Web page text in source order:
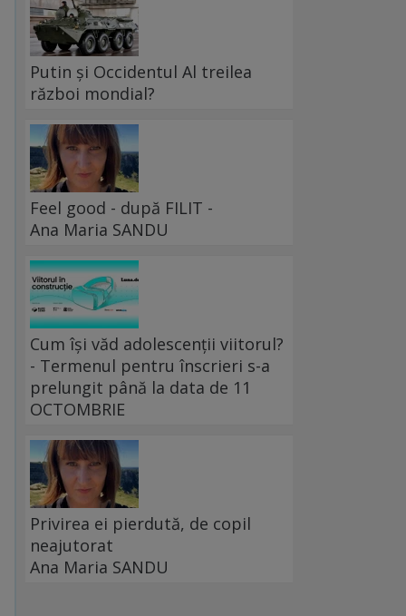
Putin și Occidentul Al treilea
război mondial?
Feel good - după FILIT -
Ana Maria SANDU
Cum își văd adolescenții viitorul?
- Termenul pentru înscrieri s-a
prelungit până la data de 11
OCTOMBRIE
Privirea ei pierdută, de copil
neajutorat
Ana Maria SANDU